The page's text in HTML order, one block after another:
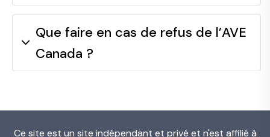
Que faire en cas de refus de l’AVE
Canada ?
Ce site est un site indépendant et privé et n'est affilié à